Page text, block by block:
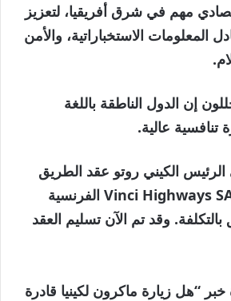
مهم في شرق أفريقيا، لتعزيز
المعلومات الاستخباراتية، والأمن
إن الدول الناطقة باللغة
تنافسية عالية.
أنهى الرئيس الكيني روتو عقد الطريق
السريع مع شركة Vinci Highways SAS الفرنسية
وقد تم الآن تسليم العقد
“هل زيارة ماكرون لكينيا قادرة